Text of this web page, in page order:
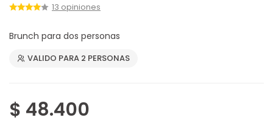
13 opiniones
Brunch para dos personas
VALIDO PARA 2 PERSONAS
$ 48.400